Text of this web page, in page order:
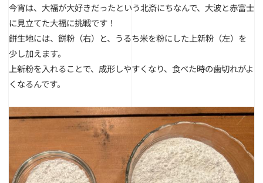
今宵は、大福が大好きだったという北斎にちなんで、大波と赤富士
に見立てた大福に挑戦です！
餅生地には、餅粉（右）と、うるち米を粉にした上新粉（左）を
少し加えます。
上新粉を入れることで、成形しやすくなり、食べた時の歯切れがよ
くなるんです。